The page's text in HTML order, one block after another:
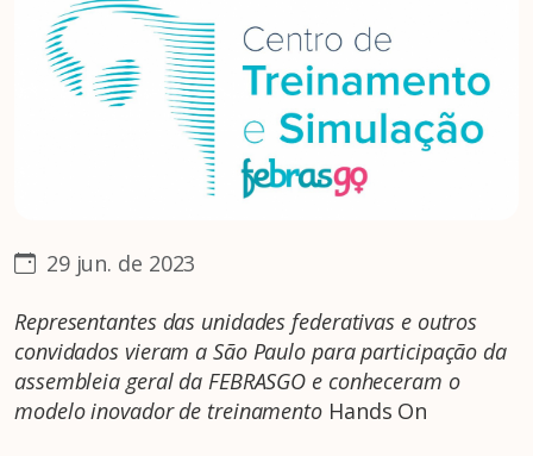
29 jun. de 2023
Representantes das unidades federativas e outros
convidados vieram a São Paulo para participação da
assembleia geral da FEBRASGO e conheceram o
modelo inovador de treinamento Hands On